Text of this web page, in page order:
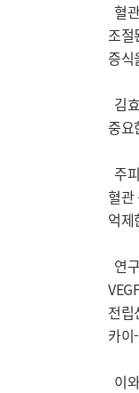
혈
조절
증식
김
중요
주
혈관
억제
연
전립
카이
이